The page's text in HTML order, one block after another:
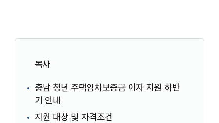
목차
충남 청년 주택임차보증금 이자 지원 하반
기 안내
지원 대상 및 자격조건